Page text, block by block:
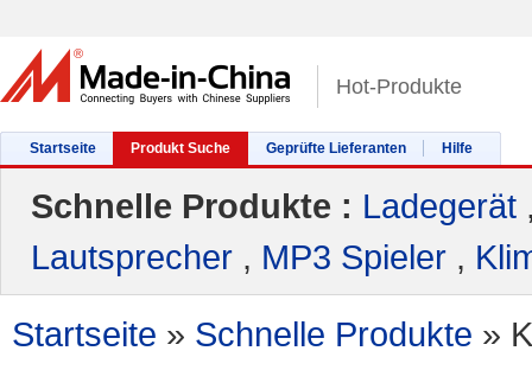
Hot-Produkte
Startseite Produkt Suche Geprüfte Lieferanten Hilfe
Schnelle Produkte : Ladegerät
Lautsprecher , MP3 Spieler ,
Startseite » Schnelle Produkte »